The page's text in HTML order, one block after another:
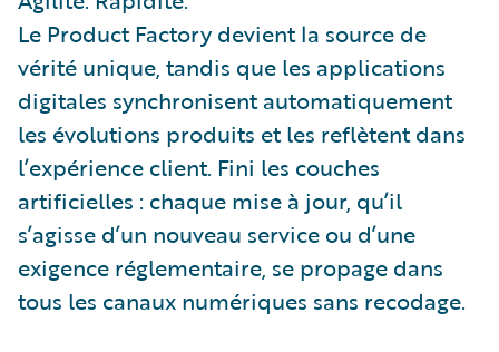
Le Product Factory devient la source de
vérité unique, tandis que les applications
digitales synchronisent automatiquement
les évolutions produits et les reflètent dans
l’expérience client. Fini les couches
artificielles : chaque mise à jour, qu’il
s’agisse d’un nouveau service ou d’une
exigence réglementaire, se propage dans
tous les canaux numériques sans recodage.